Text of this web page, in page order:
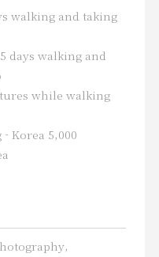
walking and taking
days walking and
while walking
- Korea 5,000